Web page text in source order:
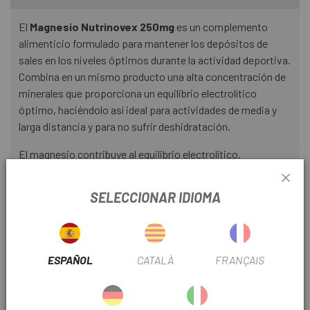
El Magnesio Nutrinovex 250mg es un complemento
alimenticio formulado para mantener los depósitos de
sales en los niveles óptimos durante la actividad deportiva.
Combina en un mismo producto una alta concentración de
minerales que proporciona un equilibrio electrolítico
óptimo, haciéndolo así ideal para actividades de media y
larga distancia y para no sufrir deshidratación.
El magnesio contribuye al equilibrio electrolítico.
cansancio y la fatiga.
La vitamina C ayuda a disminuir el cansancio y la fatiga.
SELECCIONAR IDIOMA
ESPAÑOL CATALÀ FRANÇAIS